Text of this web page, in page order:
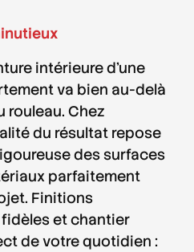
intérieured'une
va bien au-delà
rouleau. Chez
du résultat repose
des surfaces
parfaitement
Finitions
etchantier
de votre quotidien :